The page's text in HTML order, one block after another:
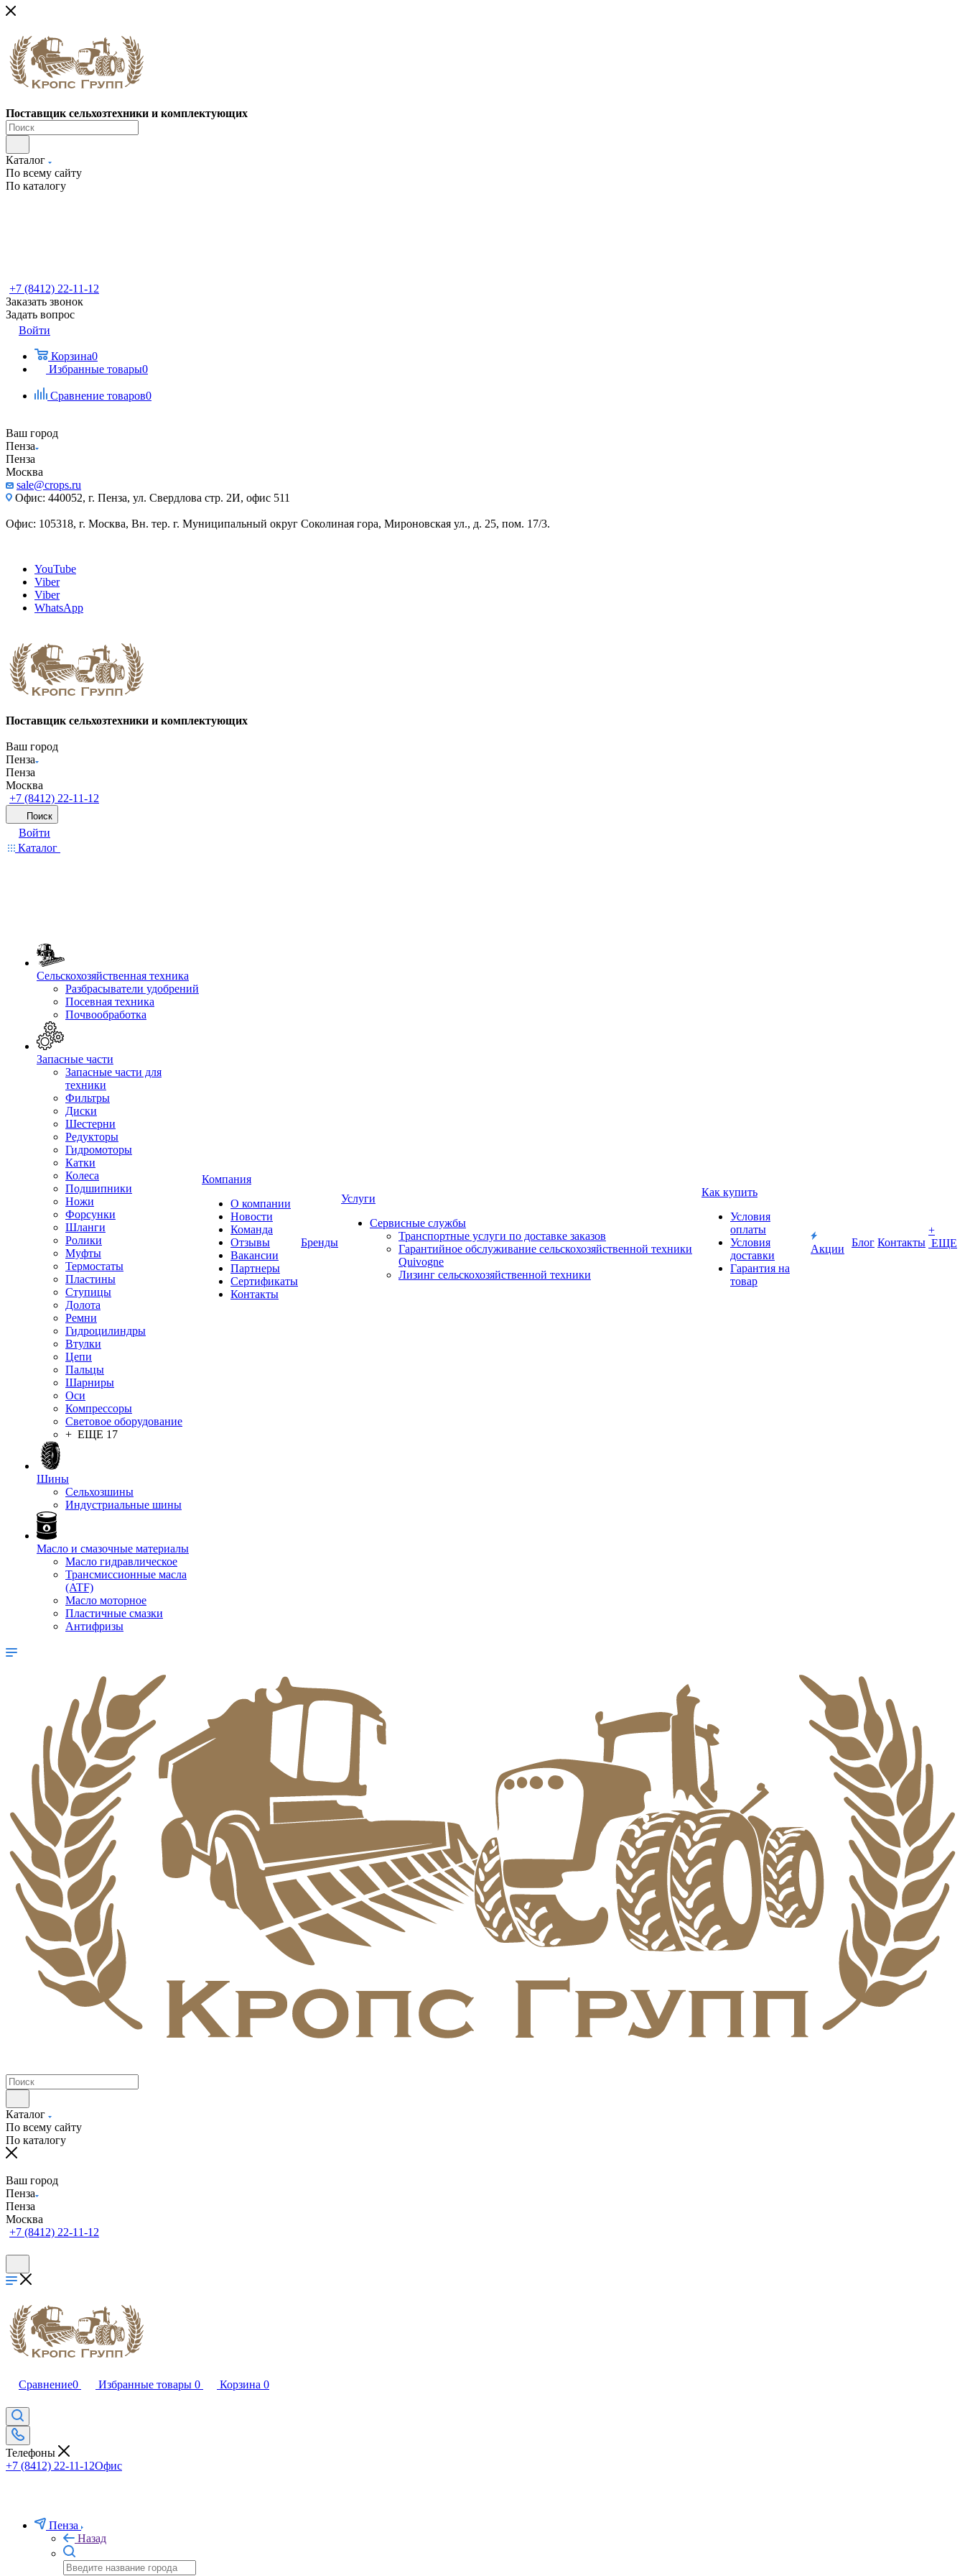
Поставщик сельхозтехники и комплектующих
Каталог
По всему сайту
По каталогу
+7 (8412) 22-11-12
Заказать звонок
Задать вопрос
Войти
Корзина0
Избранные товары0
Сравнение товаров0
Ваш город
Пенза
Пенза
Москва
sale@crops.ru
Офис: 440052, г. Пенза, ул. Свердлова стр. 2И, офис 511
Офис: 105318, г. Москва, Вн. тер. г. Муниципальный округ Соколиная гора, Мироновская ул., д. 25, пом. 17/3.
YouTube
Viber
Viber
WhatsApp
Поставщик сельхозтехники и комплектующих
Ваш город
Пенза
Пенза
Москва
+7 (8412) 22-11-12
Поиск
Войти
Каталог
Сельскохозяйственная техника
Разбрасыватели удобрений
Посевная техника
Почвообработка
Запасные части
Запасные части для
техники
Фильтры
Диски
Шестерни
Редукторы
Гидромоторы
Катки
Колеса
Подшипники
Ножи
Форсунки
Шланги
Ролики
Муфты
Термостаты
Пластины
Ступицы
Долота
Ремни
Гидроцилиндры
Втулки
Цепи
Пальцы
Шарниры
Оси
Компрессоры
Световое оборудование
+ ЕЩЕ 17
Шины
Сельхозшины
Индустриальные шины
Масло и смазочные материалы
Масло гидравлическое
Трансмиссионные масла
(ATF)
Масло моторное
Пластичные смазки
Антифризы
Компания
О компании
Новости
Команда
Отзывы
Вакансии
Партнеры
Сертификаты
Контакты
Бренды
Услуги
Сервисные службы
Транспортные услуги по доставке заказов
Гарантийное обслуживание сельскохозяйственной техники
Quivogne
Лизинг сельскохозяйственной техники
Как купить
Условия
оплаты
Условия
доставки
Гарантия на
товар
Акции
Блог Контакты
+
ЕЩЕ
Каталог
По всему сайту
По каталогу
Ваш город
Пенза
Пенза
Москва
+7 (8412) 22-11-12
Сравнение0 Избранные товары 0 Корзина 0
Телефоны
+7 (8412) 22-11-12Офис
Пенза
Назад